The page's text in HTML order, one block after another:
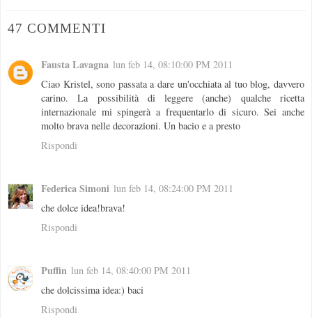
47 COMMENTI
Fausta Lavagna lun feb 14, 08:10:00 PM 2011
Ciao Kristel, sono passata a dare un'occhiata al tuo blog, davvero
carino. La possibilità di leggere (anche) qualche ricetta
internazionale mi spingerà a frequentarlo di sicuro. Sei anche
molto brava nelle decorazioni. Un bacio e a presto
Rispondi
Federica Simoni lun feb 14, 08:24:00 PM 2011
che dolce idea!brava!
Rispondi
Puffin lun feb 14, 08:40:00 PM 2011
che dolcissima idea:) baci
Rispondi